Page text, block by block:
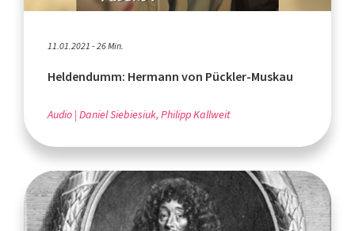
11.01.2021 - 26 Min.
Heldendumm: Hermann von Pückler-Muskau
Audio Daniel Siebiesiuk, Philipp Kallweit